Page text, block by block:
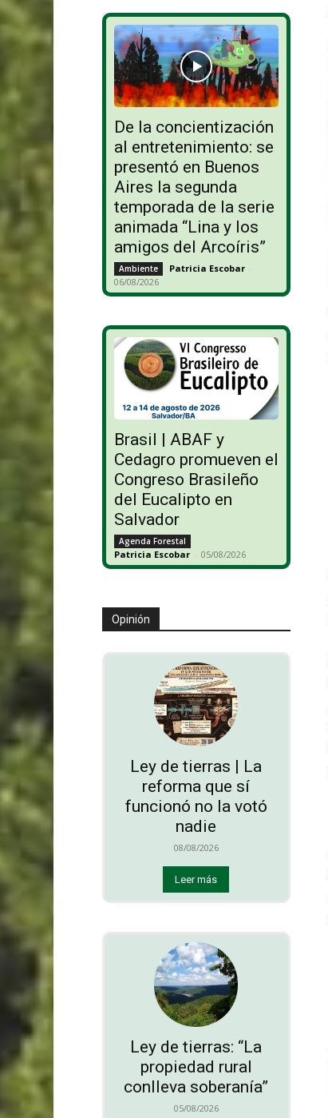
De la concientización
al entretenimiento: se
presentó en Buenos
Aires la segunda
temporada de la serie
animada “Lina y los
amigos del Arcoíris”
Ambiente Patricia Escobar -
06/08/2026
Brasil | ABAF y
Cedagro promueven el
Congreso Brasileño
del Eucalipto en
Salvador
Agenda Forestal
Patricia Escobar - 05/08/2026
Opinión
Ley de tierras | La
reforma que sí
funcionó no la votó
nadie
08/08/2026
Leer más
Ley de tierras: “La
propiedad rural
conlleva soberanía”
05/08/2026